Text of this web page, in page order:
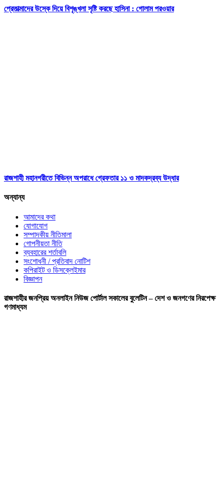
প্রেতাত্মাদের উস্কে দিয়ে বিশৃঙ্খলা সৃষ্টি করছে হাসিনা : গোলাম পরওয়ার
রাজশাহী মহানগরীতে বিভিন্ন অপরাধে গ্রেফতার ১১ ও মাদকদ্রব্য উদ্ধার
অন্যান্য
আমাদের কথা
যোগাযোগ
সম্পাদকীয় নীতিমালা
গোপনীয়তা নীতি
ব্যবহারের শর্তাবলি
সংশোধনী / প্রতিবাদ নোটিশ
কপিরাইট ও ডিসক্লেইমার
বিজ্ঞাপন
রাজশাহীর জনপ্রিয় অনলাইন নিউজ পোর্টাল সকালের বুলেটিন – দেশ ও জনগণের নিরপেক্ষ
গণমাধ্যম